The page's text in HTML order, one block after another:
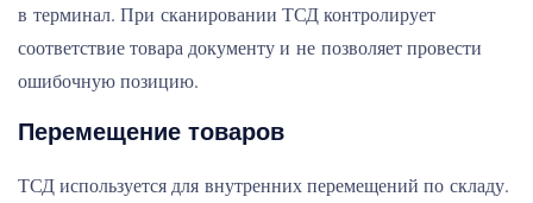
в терминал. При сканировании ТСД контролирует
соответствие товара документу и не позволяет провести
ошибочную позицию.
Перемещение товаров
ТСД используется для внутренних перемещений по складу.